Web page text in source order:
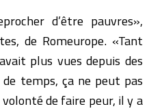
d’être pauvres»,
de Romeurope. «Tant
plus vues depuis des
temps, ça ne peut pas
de faire peur, il y a